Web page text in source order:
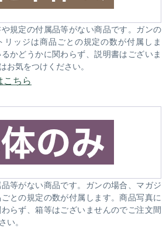
規定の付属品等がない商品です。ガンの
ッジは商品ごとの規定の数が付属しま
かどうかに関わらず、説明書はございま
お気をつけください。
ちら
等がない商品です。ガンの場合、マガジ
との規定の数が付属します。商品写真に
らず、箱等はございませんのでご注文間
。